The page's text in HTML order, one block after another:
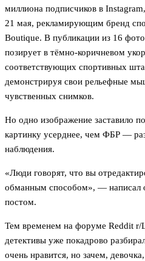
миллиона подписчиков в
21 мая, рекламирующим бренд
Boutique. В публикации из 16
позирует в тёмно-коричневом
соответствующих спортивных
демонстрируя свои рельефные
чувственных снимков.
Но одно изображение заставило
картинку усерднее, чем ФБР —
наблюдения.
«Люди говорят, что вы
обманным способом», — написал
постом.
Тем временем на форуме Reddit r/
детективы уже покадрово
очень нравится, но зачем,